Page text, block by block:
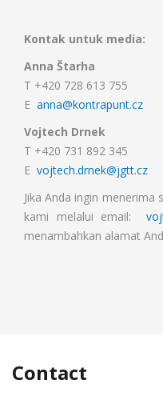
Kontak untuk media:
Anna Štarha
T +420 728 613 755
E anna@kontrapunt.cz
Vojtech Drnek
T +420 731 892 345
E vojtech.drnek@jgtt.cz
Jika Anda ingin menerima
kami melalui email:
menambahkan alamat
Contact